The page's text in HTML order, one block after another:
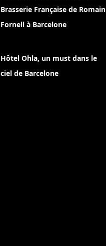
Brasserie Française de Romain
Fornell à Barcelone
Hôtel Ohla, un must dans le
ciel de Barcelone